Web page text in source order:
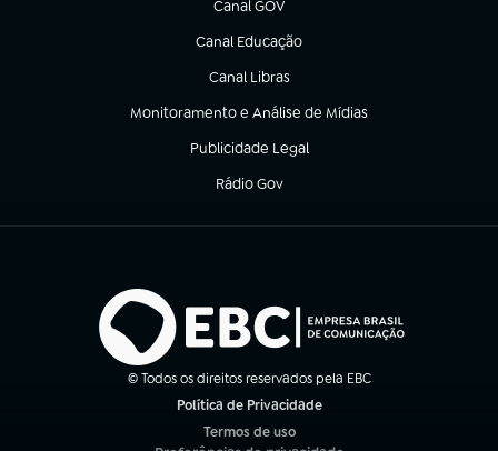
Canal GOV
(abre em nova aba)
Canal Educação
(abre em nova aba)
Canal Libras
(abre em nova aba)
Monitoramento e Análise de Mídias
(abre em nova aba)
Publicidade Legal
(abre em nova aba)
Rádio Gov
(abre em nova aba)
© Todos os direitos reservados pela EBC
Política de Privacidade
Termos de uso
(abre em nova aba)